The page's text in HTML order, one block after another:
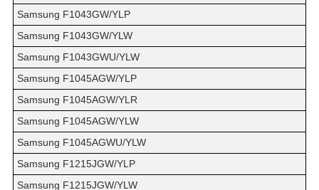
Samsung F1043GW/YLP
Samsung F1043GW/YLW
Samsung F1043GWU/YLW
Samsung F1045AGW/YLP
Samsung F1045AGW/YLR
Samsung F1045AGW/YLW
Samsung F1045AGWU/YLW
Samsung F1215JGW/YLP
Samsung F1215JGW/YLW